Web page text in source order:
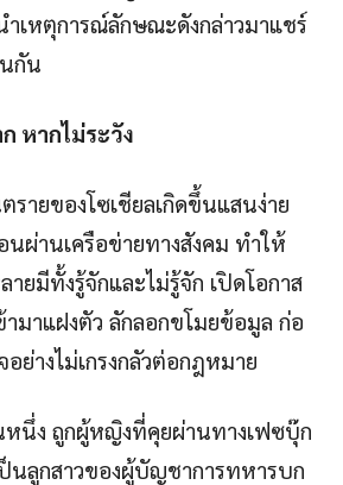
ำเหตุการณ์ลักษณะดังกล่าวมาแชร์
กัน
หากไม่ระวัง
ายของโซเชียลเกิดขึ้นแสนง่าย
นผ่านเครือข่ายทางสังคม ทำให้
ยมีทั้งรู้จักและไม่รู้จัก เปิดโอกาส
มาแฝงตัว ลักลอกขโมยข้อมูล ก่อ
ย่างไม่เกรงกลัวต่อกฎหมาย
หนึ่ง ถูกผู้หญิงที่คุยผ่านทางเฟซบุ๊ก
นลูกสาวของผู้บัญชาการทหารบก